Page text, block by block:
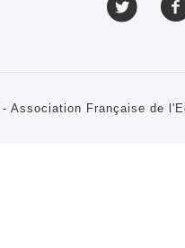
Association Française de